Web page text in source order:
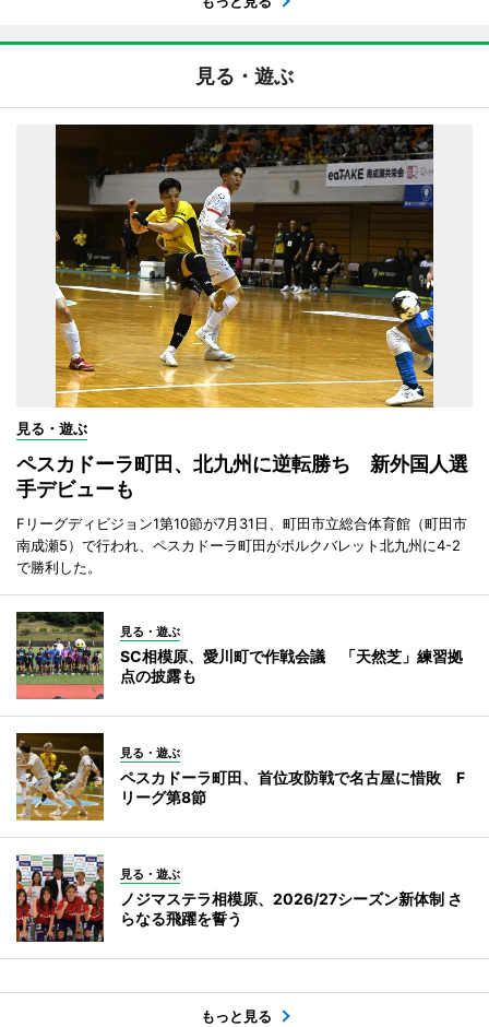
見る・遊ぶ
見る・遊ぶ
ペスカドーラ町田、北九州に逆転勝ち 新外国人選
手デビューも
Fリーグディビジョン1第10節が7月31日、町田市立総合体育館（町田市
南成瀬5）で行われ、ペスカドーラ町田がボルクバレット北九州に4-2
で勝利した。
見る・遊ぶ
SC相模原、愛川町で作戦会議 「天然芝」練習拠
点の披露も
見る・遊ぶ
ペスカドーラ町田、首位攻防戦で名古屋に惜敗 F
リーグ第8節
見る・遊ぶ
ノジマステラ相模原、2026/27シーズン新体制 さ
らなる飛躍を誓う
もっと見る